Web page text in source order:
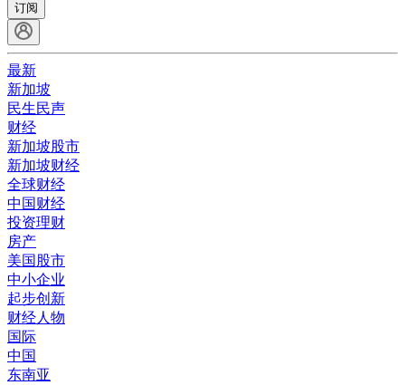
订阅
最新
新加坡
民生民声
财经
新加坡股市
新加坡财经
全球财经
中国财经
投资理财
房产
美国股市
中小企业
起步创新
财经人物
国际
中国
东南亚